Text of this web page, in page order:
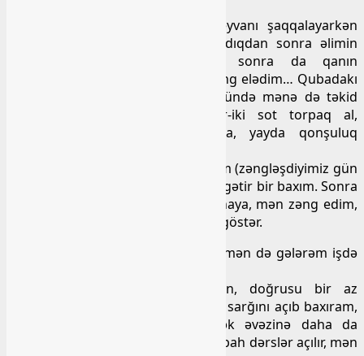
Qurban bayramında kəsdiyim heyvanı şaqqalayarkən
balta sapından çıxıb göydə fırlandıqdan sonra əlimin
üzərinə düşmüşdü. Sarıdıqdan sonra da qanın
kəsmədiyin görüb Sabir həkimə zəng elədim… Qubadakı
yaylağındaydı, son illər hər görüşündə mənə də təkid
edirdi ki, gəl gedək orada bir-iki sot torpaq al,
köməkləşib tikərik, heç olmazsa, yayda qonşuluq
Dedi ki, mən bazar ertəsi gələcəyəm (zəngləşdiyimiz gün
cümə günü idi), qanı kəsibsə, onda gətir bir baxım. Sonra
da əlavə etdi ki, – sən get xəstəxanaya, mən zəng edim,
görüm, uşaqlardan kim varsa, ona göstər.
Yox əşi, tələsik deyil, sən gələndə, mən də gələrəm işdə
Aradan bir həftə keçdi deyəsən, doğrusu bir az
səhlənkarlıq elədim. İki gündən bir sarğını açıb baxıram,
görürəm ki yaranın ağzı kiçilmək əvəzinə daha da
böyüyür… Bir yandan da bu gün, sabah dərslər açılır, mən